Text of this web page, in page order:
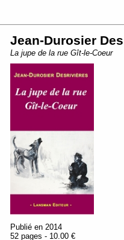
Jean-Durosier
La jupe de la rue Gît-le-Coeur
Publié en 2014
52 pages - 10.00 €